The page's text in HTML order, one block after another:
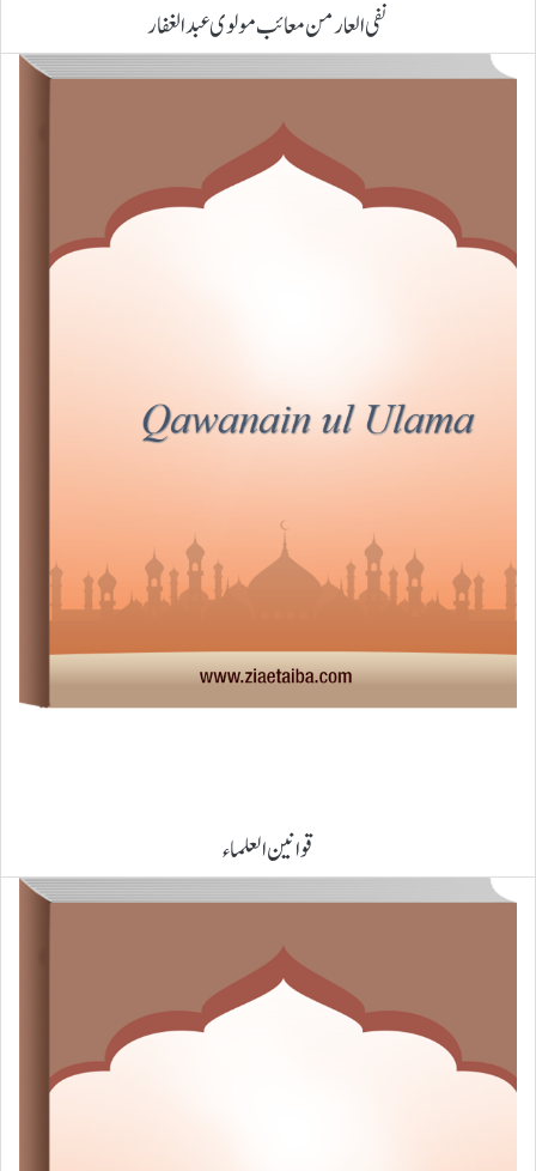
نفی العار من معائب مولوی عبد الغفار
قوانین العلماء